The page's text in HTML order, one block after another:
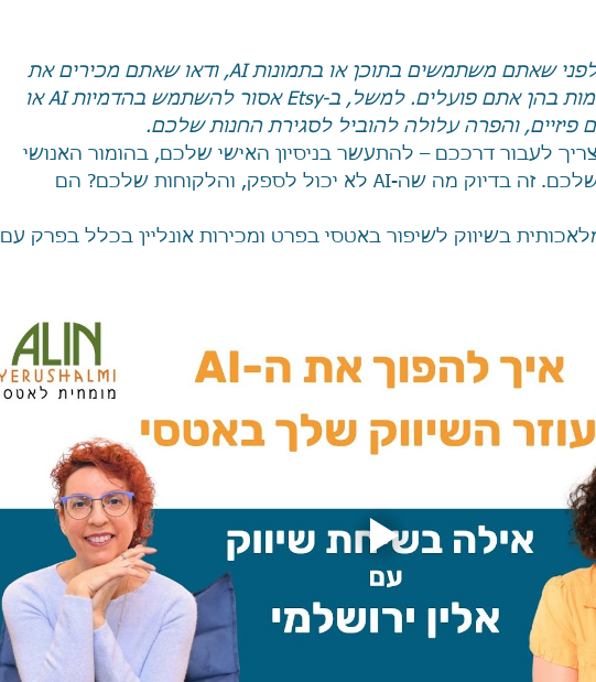
: לפני שאתם משתמשים בתוכן או בתמונות AI, ודאו שאתם מכירים את
המדיניות של הפלטפורמות בהן אתם פועלים. למשל, ב-Etsy אסור להשתמש בהדמיות AI או
צריך לעבור דרככם – להתעשר בניסיון האישי שלכם, בהומור האנושי
שלכם, בסגנון הייחודי שלכם. זה בדיוק מה שה-AI לא יכול לספק, והלקוחות שלכם? הם
בשיווק לשיפור באטסי בפרט ומכירות אונליין בכלל בפרק עם